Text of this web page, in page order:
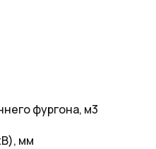
фургона, м3
мм